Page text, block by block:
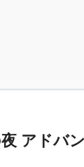
アドバ